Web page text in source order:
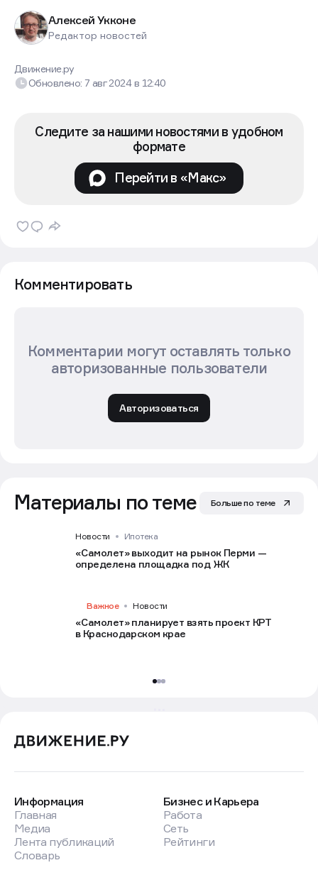
Алексей Укконе
Редактор новостей
Движение.ру
Обновлено: 7 авг 2024в 12:40
Следите за нашими новостями в удобном
формате
Перейти в «Макс»
Комментировать
Комментарии могут оставлять только
авторизованные пользователи
Авторизоваться
Материалы по теме Больше по теме
Новости Ипотека
«Самолет» выходит на рынок Перми —
определена площадка под ЖК
Важное Новости
«Самолет» планирует взять проект КРТ
в Краснодарском крае
Информация
Главная
Медиа
Лента публикаций
Словарь
Бизнес и Карьера
Работа
Сеть
Рейтинги